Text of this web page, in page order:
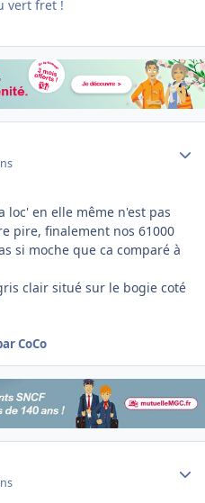
vert fret !
loc' en elle même n'est pas
pire, finalement nos 61000
si moche que ca comparé à
clair situé sur le bogie coté
CoCo